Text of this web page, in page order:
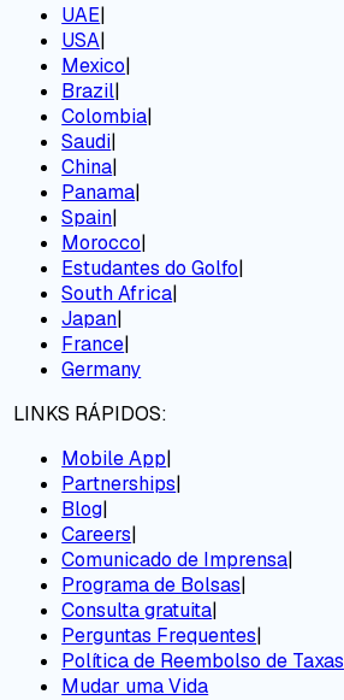
UAE|
USA|
Mexico|
Brazil|
Colombia|
Saudi|
China|
Panama|
Spain|
Morocco|
Estudantes do Golfo|
South Africa|
Japan|
France|
Germany
LINKS RÁPIDOS:
Mobile App|
Partnerships|
Blog|
Careers|
Comunicado de Imprensa|
Programa de Bolsas|
Consulta gratuita|
Perguntas Frequentes|
Política de Reembolso de Taxas
Mudar uma Vida